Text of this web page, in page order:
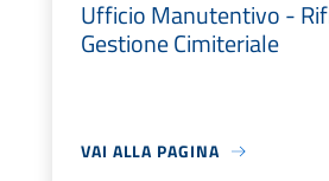
Ufficio Manutentivo -
Gestione Cimiteriale
VAI ALLA PAGINA